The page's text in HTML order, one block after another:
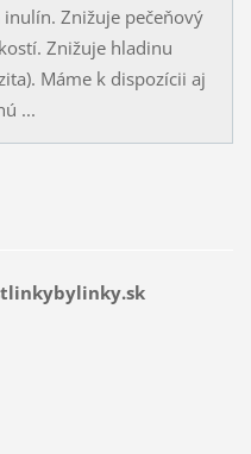
Znižuje pečeňový
Znižuje hladinu
Máme k dispozícii aj
...